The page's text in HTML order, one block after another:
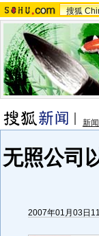
搜狐
新
无照公司
2007年01月03日